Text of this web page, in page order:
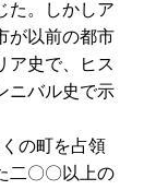
た。しかしア
が以前の都市
ア史で、ヒス
ニバル史で示
の町を占領
二〇〇以上の